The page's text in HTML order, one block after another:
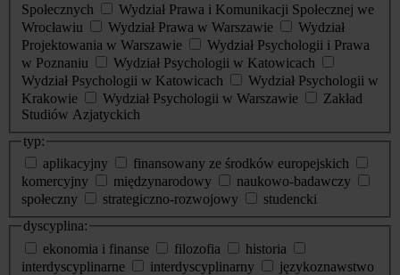
Społecznych
Wydział Prawa i Komunikacji Społecznej we
Wrocławiu
Wydział Prawa w Warszawie
Wydział
Projektowania w Warszawie
Wydział Psychologii i Prawa
w Poznaniu
Wydział Psychologii w Katowicach
Wydział Psychologii w Katowicach
Wydział Psychologii w
Krakowie
Wydział Psychologii w Warszawie
Zakład
Studiów Azjatyckich
typ:
aplikacyjny
finansowany ze środków europejskich
komercyjny
międzynarodowy
naukowo-badawczy
społeczny
strategiczno-rozwojowy
studencki
dyscyplina:
ekonomia i finanse
filozofia
historia
interdyscyplinarne
interdyscyplinarny
językoznawstwo